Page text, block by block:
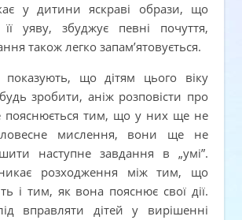
у дитини яскраві образи, що
уяву, збуджує певні почуття,
також легко запам’ятовується.
показують, що дітям цього віку
зробити, аніж розповісти про
пояснюється тим, що у них ще не
мислення, вони ще не
наступне завдання в „умі”.
розходження між тим, що
і тим, як вона пояснює свої дії.
вправляти дітей у вирішенні